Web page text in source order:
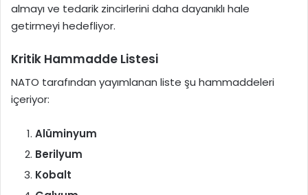
almayı ve tedarik zincirlerini daha dayanıklı hale
getirmeyi hedefliyor.
Kritik Hammadde Listesi
NATO tarafından yayımlanan liste şu hammaddeleri
içeriyor:
Alüminyum
Berilyum
Kobalt